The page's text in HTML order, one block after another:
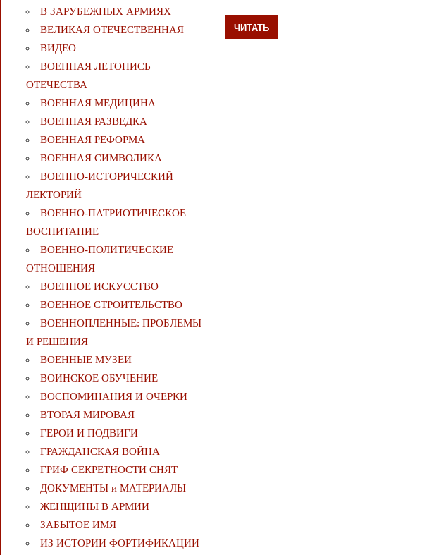
ЧИТАТЬ
В ЗАРУБЕЖНЫХ АРМИЯХ
ВЕЛИКАЯ ОТЕЧЕСТВЕННАЯ
ВИДЕО
ВОЕННАЯ ЛЕТОПИСЬ
ОТЕЧЕСТВА
ВОЕННАЯ МЕДИЦИНА
ВОЕННАЯ РАЗВЕДКА
ВОЕННАЯ РЕФОРМА
ВОЕННАЯ СИМВОЛИКА
ВОЕННО-ИСТОРИЧЕСКИЙ
ЛЕКТОРИЙ
ВОЕННО-ПАТРИОТИЧЕСКОЕ
ВОСПИТАНИЕ
ВОЕННО-ПОЛИТИЧЕСКИE
ОТНОШЕНИЯ
ВОЕННОЕ ИСКУССТВО
ВОЕННОЕ СТРОИТЕЛЬСТВО
ВОЕННОПЛЕННЫЕ: ПРОБЛЕМЫ
И РЕШЕНИЯ
ВОЕННЫЕ МУЗЕИ
ВОИНСКОЕ ОБУЧЕНИЕ
ВОСПОМИНАНИЯ И ОЧЕРКИ
ВТОРАЯ МИРОВАЯ
ГЕРОИ И ПОДВИГИ
ГРАЖДАНСКАЯ ВОЙНА
ГРИФ СЕКРЕТНОСТИ СНЯТ
ДОКУМЕНТЫ и МАТЕРИАЛЫ
ЖЕНЩИНЫ В АРМИИ
ЗАБЫТОЕ ИМЯ
ИЗ ИСТОРИИ ФОРТИФИКАЦИИ